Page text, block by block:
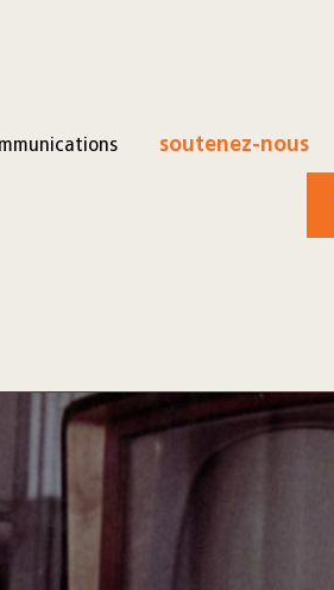
soutenez-nous